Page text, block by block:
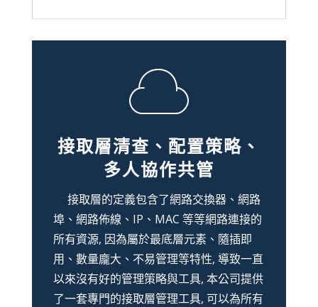
接取層清查、配置策略、
多人協作共管
接取層的定義包含了網路交換器、網路
埠、網路佈線、IP、MAC 等等網路連接的
所有資源, 因為屬於最底層元素、隨插即
用、數量龐大、不易管理等特性, 導致一直
以來沒有好的管理策略與工具, 本公司提供
了一套專門的接取層管理工具, 可以為所有